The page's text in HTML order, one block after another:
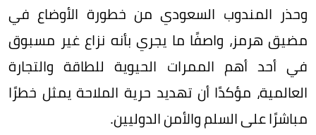
وحذر المندوب السعودي من خطورة الأوضاع في
مضيق هرمز، واصفًا ما يجري بأنه نزاع غير مسبوق
في أحد أهم الممرات الحيوية للطاقة والتجارة
العالمية، مؤكدًا أن تهديد حرية الملاحة يمثل خطرًا
مباشرًا على السلم والأمن الدوليين.